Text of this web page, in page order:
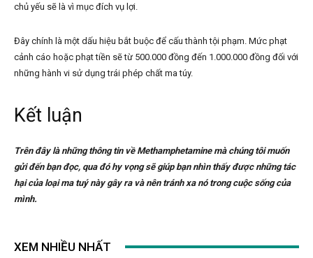
chủ yếu sẽ là vì mục đích vụ lợi.
Đây chính là một dấu hiệu bắt buộc để cấu thành tội phạm. Mức phạt
cảnh cáo hoặc phạt tiền sẽ từ 500.000 đồng đến 1.000.000 đồng đối với
những hành vi sử dụng trái phép chất ma túy.
Kết luận
Trên đây là những thông tin về Methamphetamine mà chúng tôi muốn
gửi đến bạn đọc, qua đó hy vọng sẽ giúp bạn nhìn thấy được những tác
hại của loại ma tuý này gây ra và nên tránh xa nó trong cuộc sống của
mình.
XEM NHIỀU NHẤT